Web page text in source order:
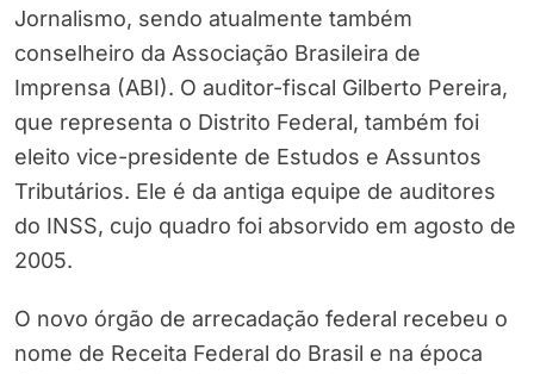
Jornalismo, sendo atualmente também
conselheiro da Associação Brasileira de
Imprensa (ABI). O auditor-fiscal Gilberto Pereira,
que representa o Distrito Federal, também foi
eleito vice-presidente de Estudos e Assuntos
Tributários. Ele é da antiga equipe de auditores
do INSS, cujo quadro foi absorvido em agosto de
2005.
O novo órgão de arrecadação federal recebeu o
nome de Receita Federal do Brasil e na época